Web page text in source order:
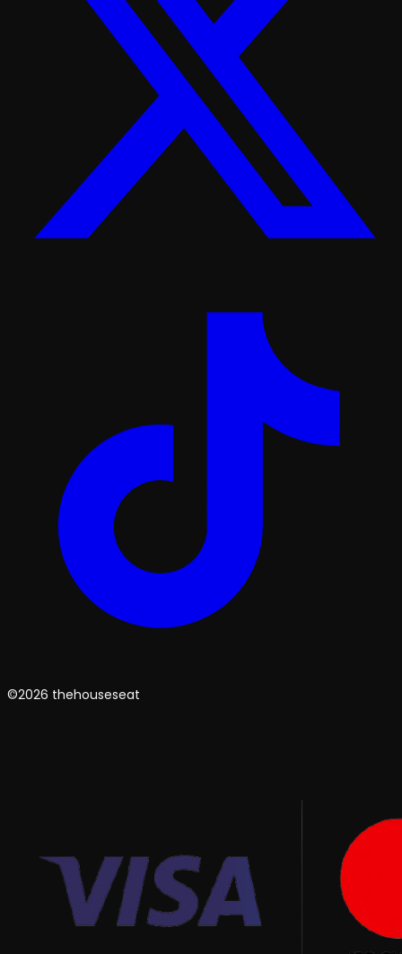
©2026 thehouseseat